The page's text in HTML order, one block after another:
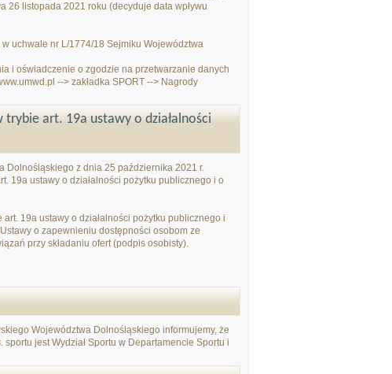
26 listopada 2021 roku (decyduje data wpływu
uchwale nr L/1774/18 Sejmiku Województwa
i oświadczenie o zgodzie na przetwarzanie danych
--> zakładka SPORT --> Nagrody
art. 19a ustawy o działalności
Dolnośląskiego z dnia 25 października 2021 r.
19a ustawy o działalności pożytku publicznego i o
19a ustawy o działalności pożytku publicznego i
o zapewnieniu dostępności osobom ze
przy składaniu ofert (podpis osobisty).
Województwa Dolnośląskiego informujemy, że
jest Wydział Sportu w Departamencie Sportu i